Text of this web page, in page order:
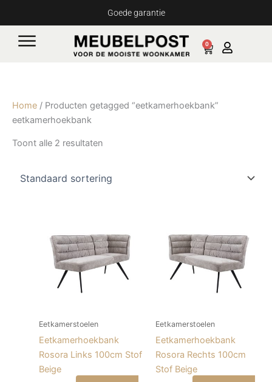
inhoud
Goede garantie
0
Cart
Home / Producten getagged “eetkamerhoekbank”
eetkamerhoekbank
Toont alle 2 resultaten
Eetkamerstoelen
Eetkamerhoekbank
Rosora Links 100cm Stof
Beige
Eetkamerstoelen
Eetkamerhoekbank
Rosora Rechts 100cm
Stof Beige